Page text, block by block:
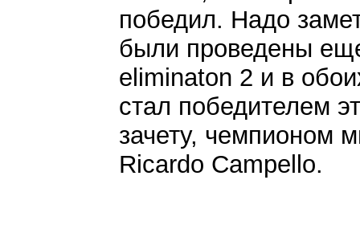
победил. Надо
были проведены
eliminaton 2 и в
стал победителем
зачету, чемпионом
Ricardo Campello.